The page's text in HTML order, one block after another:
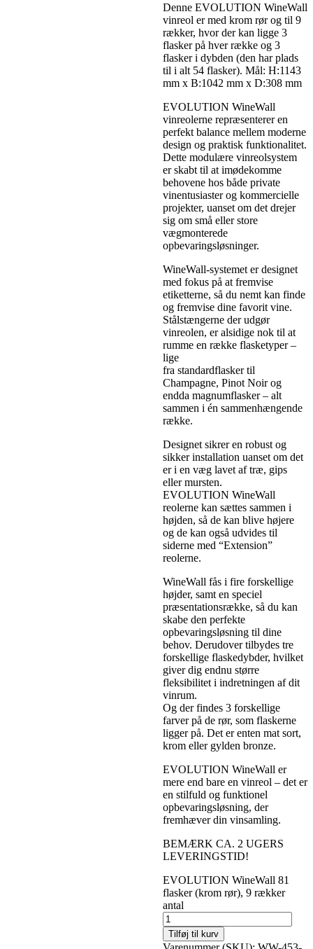
Denne EVOLUTION WineWall
vinreol er med krom rør og til 9
rækker, hvor der kan ligge 3
flasker på hver række og 3
flasker i dybden (den har plads
til i alt 54 flasker). Mål: H:1143
mm x B:1042 mm x D:308 mm
EVOLUTION WineWall
vinreolerne repræsenterer en
perfekt balance mellem moderne
design og praktisk funktionalitet.
Dette modulære vinreolsystem
er skabt til at imødekomme
behovene hos både private
vinentusiaster og kommercielle
projekter, uanset om det drejer
sig om små eller store
vægmonterede
opbevaringsløsninger.
WineWall-systemet er designet
med fokus på at fremvise
etiketterne, så du nemt kan finde
og fremvise dine favorit vine.
Stålstængerne der udgør
vinreolen, er alsidige nok til at
rumme en række flasketyper –
lige
fra standardflasker til
Champagne, Pinot Noir og
endda magnumflasker – alt
sammen i én sammenhængende
række.
Designet sikrer en robust og
sikker installation uanset om det
er i en væg lavet af træ, gips
eller mursten.
EVOLUTION WineWall
reolerne kan sættes sammen i
højden, så de kan blive højere
og de kan også udvides til
siderne med “Extension”
reolerne.
WineWall fås i fire forskellige
højder, samt en speciel
præsentationsrække, så du kan
skabe den perfekte
opbevaringsløsning til dine
behov. Derudover tilbydes tre
forskellige flaskedybder, hvilket
giver dig endnu større
fleksibilitet i indretningen af dit
vinrum.
Og der findes 3 forskellige
farver på de rør, som flaskerne
ligger på. Det er enten mat sort,
krom eller gylden bronze.
EVOLUTION WineWall er
mere end bare en vinreol – det er
en stilfuld og funktionel
opbevaringsløsning, der
fremhæver din vinsamling.
BEMÆRK CA. 2 UGERS
LEVERINGSTID!
EVOLUTION WineWall 81
flasker (krom rør), 9 rækker
antal
Tilføj til kurv